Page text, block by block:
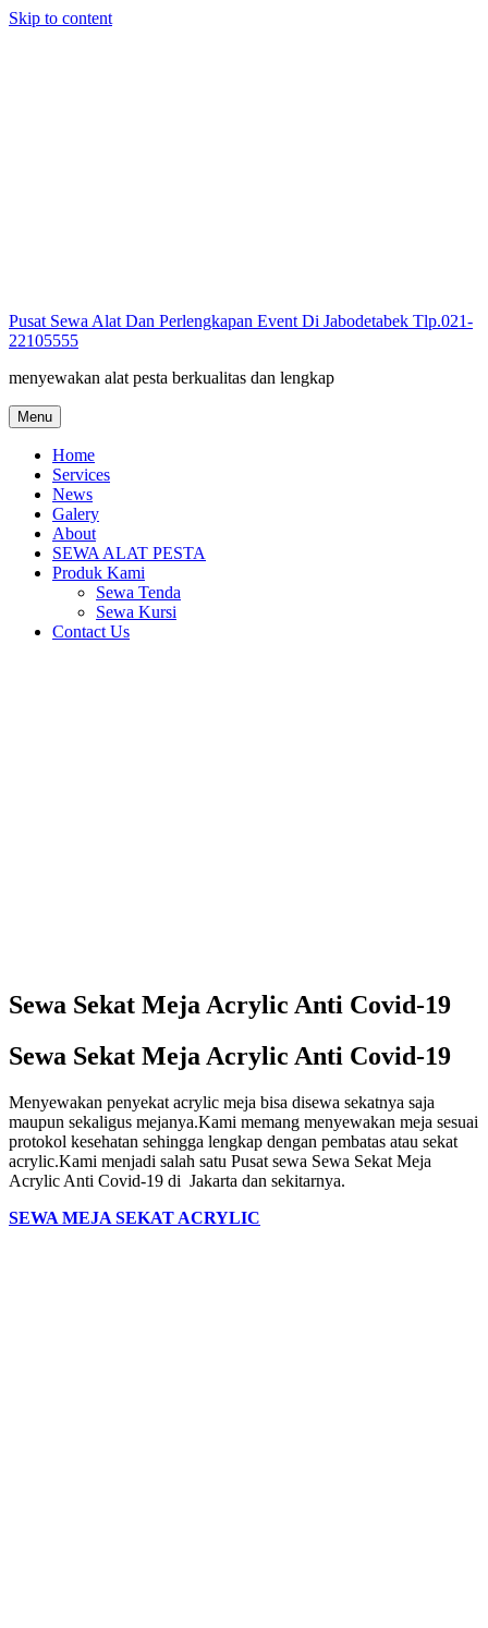
Skip to content
Pusat Sewa Alat Dan Perlengkapan Event Di Jabodetabek Tlp.021-
22105555
menyewakan alat pesta berkualitas dan lengkap
Menu
Home
Services
News
Galery
About
SEWA ALAT PESTA
Produk Kami
Sewa Tenda
Sewa Kursi
Contact Us
Sewa Sekat Meja Acrylic Anti Covid-19
Sewa Sekat Meja Acrylic Anti Covid-19
Menyewakan penyekat acrylic meja bisa disewa sekatnya saja
maupun sekaligus mejanya.Kami memang menyewakan meja sesuai
protokol kesehatan sehingga lengkap dengan pembatas atau sekat
acrylic.Kami menjadi salah satu Pusat sewa Sewa Sekat Meja
Acrylic Anti Covid-19 di Jakarta dan sekitarnya.
SEWA MEJA SEKAT ACRYLIC